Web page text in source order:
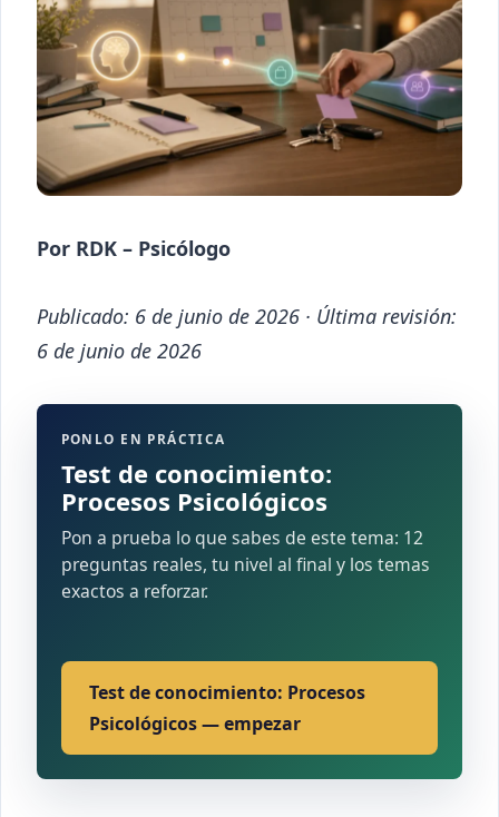
Por RDK – Psicólogo
Publicado: 6 de junio de 2026 · Última revisión:
6 de junio de 2026
PONLO EN PRÁCTICA
Test de conocimiento:
Procesos Psicológicos
Pon a prueba lo que sabes de este tema: 12
preguntas reales, tu nivel al final y los temas
exactos a reforzar.
Test de conocimiento: Procesos
Psicológicos — empezar